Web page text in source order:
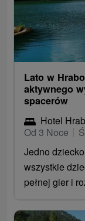
Lato w
aktywnego
spacerów
Hotel
Od 3 Noce
Jedno
wszystkie
pełnej gier i